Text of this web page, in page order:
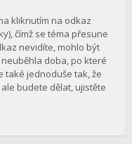
kliknutím na odkaz
čímž se téma přesune
nevidíte, mohlo být
doba, po které
také jednoduše tak, že
budete dělat, ujistěte